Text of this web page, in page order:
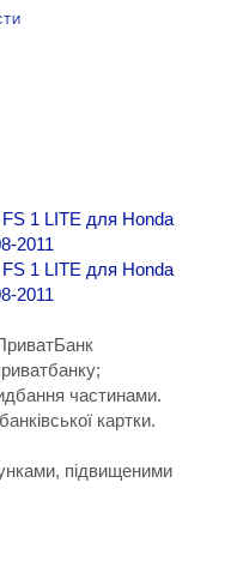
частинами.
картки.
підвищеними